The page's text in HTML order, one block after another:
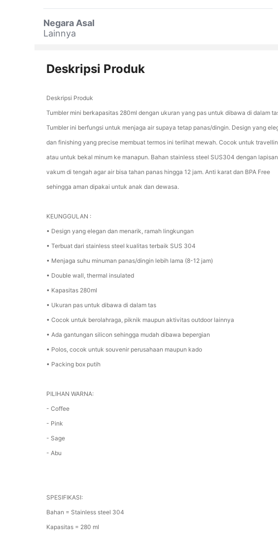
Negara Asal
Lainnya
Deskripsi Produk
Deskripsi Produk
Tumbler mini berkapasitas 280ml dengan ukuran yang pas untuk dibawa di dalam
Tumbler ini berfungsi untuk menjaga air supaya tetap panas/dingin. Design yang
dan finishing yang precise membuat termos ini terlihat mewah. Cocok untuk
atau untuk bekal minum ke manapun. Bahan stainless steel SUS304 dengan lapisan
vakum di tengah agar air bisa tahan panas hingga 12 jam. Anti karat dan BPA Free
sehingga aman dipakai untuk anak dan dewasa.
KEUNGGULAN :
• Design yang elegan dan menarik, ramah lingkungan
• Terbuat dari stainless steel kualitas terbaik SUS 304
• Menjaga suhu minuman panas/dingin lebih lama (8-12 jam)
• Double wall, thermal insulated
• Kapasitas 280ml
• Ukuran pas untuk dibawa di dalam tas
• Cocok untuk berolahraga, piknik maupun aktivitas outdoor lainnya
• Ada gantungan silicon sehingga mudah dibawa bepergian
• Polos, cocok untuk souvenir perusahaan maupun kado
• Packing box putih
PILIHAN WARNA:
- Coffee
- Pink
- Sage
- Abu
SPESIFIKASI:
Bahan = Stainless steel 304
Kapasitas = 280 ml